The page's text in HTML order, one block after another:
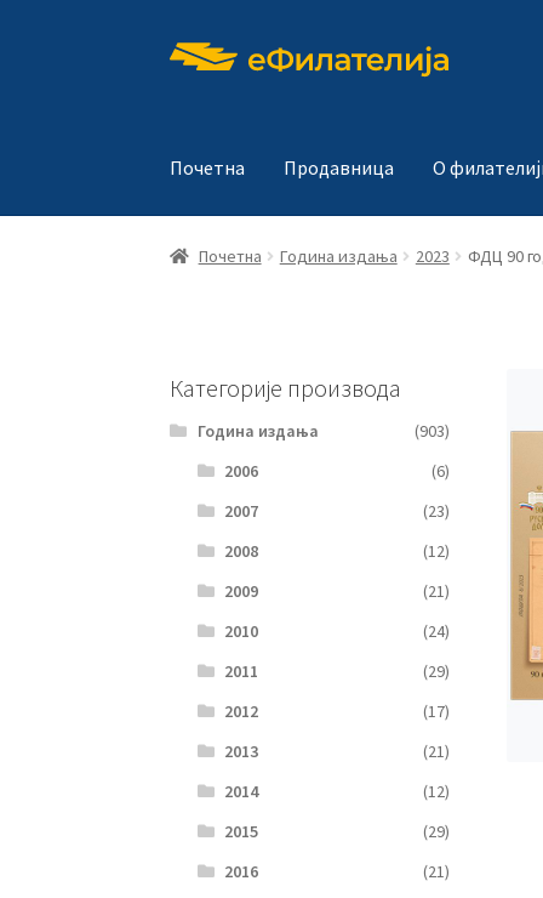
Прескочи
Скочи
Почетна Продавница О
Почетна Година издања 2023 ФДЦ 90
Категорије производа
Година издања
(903)
2006
(6)
2007
(23)
2008
(12)
2009
(21)
2010
(24)
2011
(29)
2012
(17)
2013
(21)
2014
(12)
2015
(29)
2016
(21)